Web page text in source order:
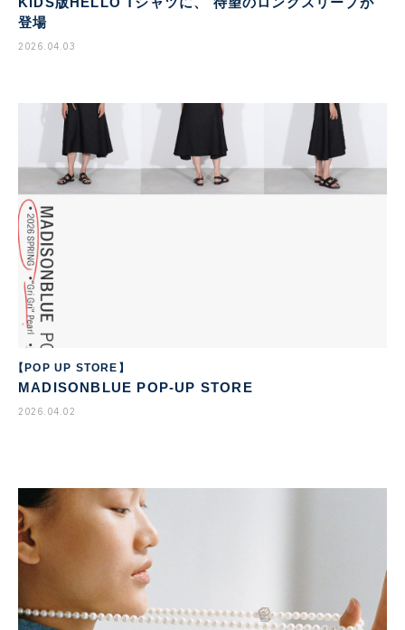
登場
2026.04.03
【POP UP STORE】
MADISONBLUE POP-UP STORE
2026.04.02